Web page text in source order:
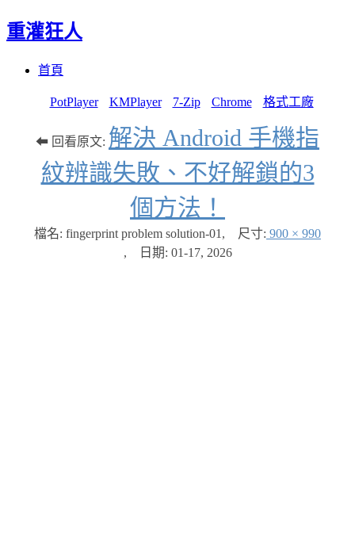
重灌狂人
首頁
PotPlayer KMPlayer 7-Zip Chrome 格式工廠
⬅ 回看原文: 解決 Android 手機指
紋辨識失敗、不好解鎖的3
個方法！
檔名: fingerprint problem solution-01 , 尺寸: 900 × 990
,
日期: 01-17, 2026